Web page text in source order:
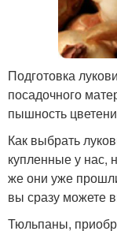
Подготовка
посадочного
пышность
Как выбрать
купленные у нас,
же они уже
вы сразу можете
Тюльпаны,